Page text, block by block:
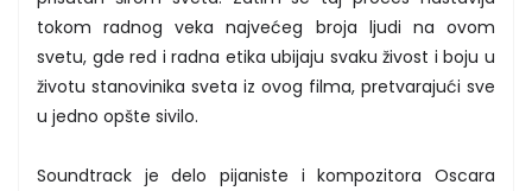
tokom radnog veka najvećeg broja ljudi na ovom
svetu, gde red i radna etika ubijaju svaku živost i boju u
životu stanovinika sveta iz ovog filma, pretvarajući sve
u jedno opšte sivilo.
Soundtrack je delo pijaniste i kompozitora Oscara